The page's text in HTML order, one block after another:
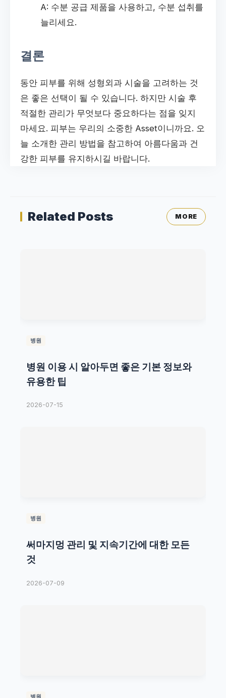
A: 수분 공급 제품을 사용하고, 수분 섭취를
늘리세요.
결론
동안 피부를 위해 성형외과 시술을 고려하는 것
은 좋은 선택이 될 수 있습니다. 하지만 시술 후
적절한 관리가 무엇보다 중요하다는 점을 잊지
마세요. 피부는 우리의 소중한 Asset이니까요. 오
늘 소개한 관리 방법을 참고하여 아름다움과 건
강한 피부를 유지하시길 바랍니다.
Related Posts MORE
병원
병원 이용 시 알아두면 좋은 기본 정보와
유용한 팁
2026-07-15
병원
써마지멍 관리 및 지속기간에 대한 모든
것
2026-07-09
병원